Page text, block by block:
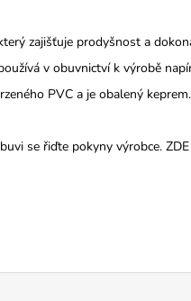
zajišťuje prodyšnost a
v obuvnictví k výrobě
PVC a je obalený keprem.
se řiďte pokyny výrobce. ZDE